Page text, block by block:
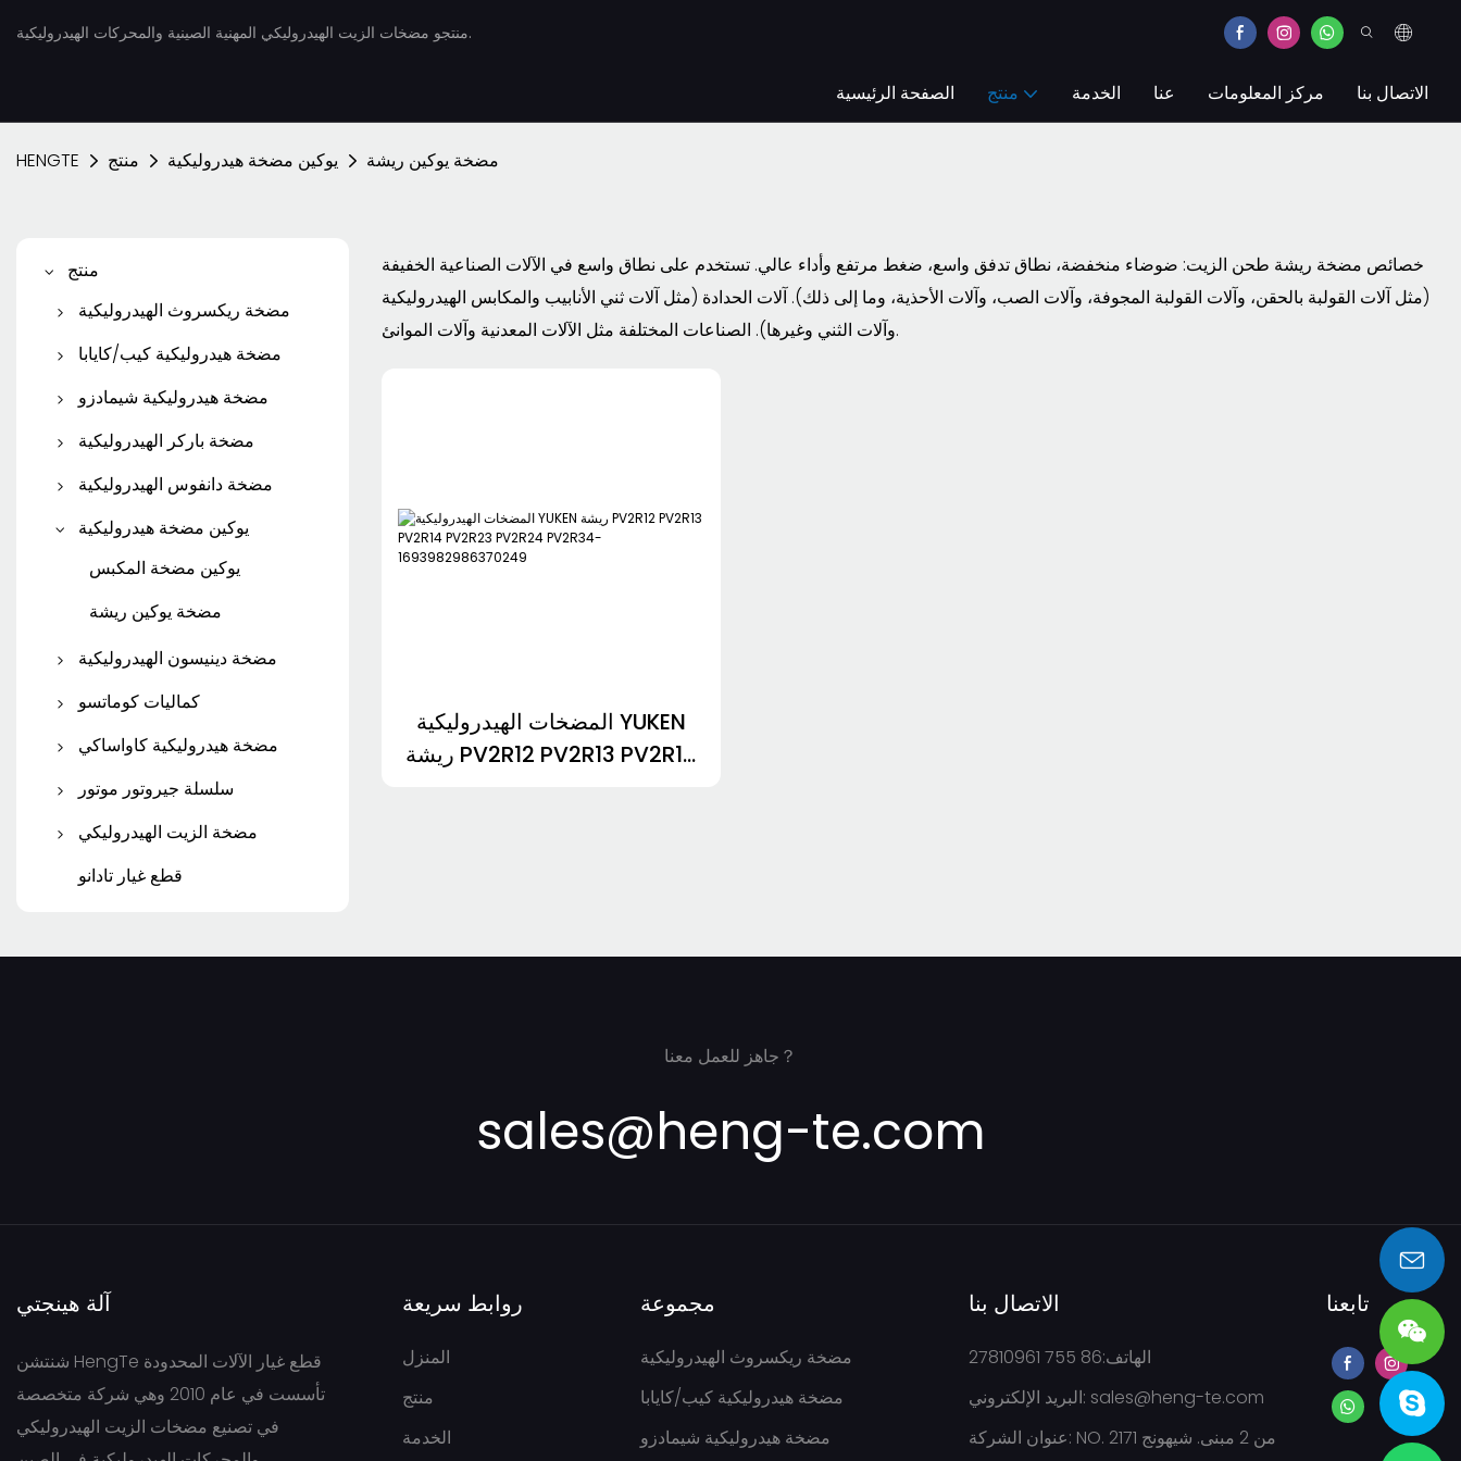
منتجو مضخات الزيت الهيدروليكي المهنية الصينية والمحركات الهيدروليكية.
الصفحة الرئيسية منتج الخدمة عنا مركز المعلومات الاتصال بنا
HENGTE منتج يوكين مضخة هيدروليكية مضخة يوكين ريشة
منتج
مضخة ريكسروث الهيدروليكية
مضخة مكبس ريكسروث
مضخة ريكسروث ريشة
مضخة ريكسروث
محرك ريكسروث الهيدروليكي
مضخة هيدروليكية كيب/كايابا
مضخة تروس كيب/كايابا
مضخة المكبس KYB
محرك السفر KYB
مضخة هيدروليكية شيمادزو
مضخة التروس شيمادزو
مضخة باركر الهيدروليكية
مضخة باركر المكبس
مضخة باركر فاين
مضخة باركر جير
محرك باركر الهيدروليكي
مضخة دانفوس الهيدروليكية
مضخة مكبس دانفوس
مضخة التروس دانفوس
يوكين مضخة هيدروليكية
يوكين مضخة المكبس
مضخة يوكين ريشة
مضخة دينيسون الهيدروليكية
مضخة مكبس دينيسون
مضخة دينيسون ريشة
SAUER DANFOSS
كماليات كوماتسو
قطع غيار كوماتسو
مضخة هيدروليكية كاواساكي
مضخة مكبس كاواساكي
سلسلة جيروتور موتور
إيتون جيروتور موتور
محرك دانفوس جيروتور
مضخة الزيت الهيدروليكي
مضخة زيت كات
NABCO/MITSUBISHI
VOLVO Hydraulic Pump
قطع غيار تادانو
خصائص مضخة ريشة طحن الزيت: ضوضاء منخفضة، نطاق تدفق واسع، ضغط مرتفع وأداء عالي. تستخدم على نطاق واسع في الآلات الصناعية الخفيفة
(مثل آلات القولبة بالحقن، وآلات القولبة المجوفة، وآلات الصب، وآلات الأحذية، وما إلى ذلك). آلات الحدادة (مثل آلات ثني الأنابيب والمكابس الهيدروليكية
وآلات الثني وغيرها). الصناعات المختلفة مثل الآلات المعدنية وآلات الموانئ.
المضخات الهيدروليكية YUKEN
ريشة PV2R12 PV2R13 PV2R14
جاهز للعمل معنا？
sales@heng-te.com
آلة هينجتي
شنتشن HengTe قطع غيار الآلات المحدودة
تأسست في عام 2010 وهي شركة متخصصة
في تصنيع مضخات الزيت الهيدروليكي
روابط سريعة
المنزل
منتج
الخدمة
مجموعة
مضخة ريكسروث الهيدروليكية
مضخة هيدروليكية كيب/كايابا
مضخة هيدروليكية شيمادزو
الاتصال بنا
الهاتف:86 755 27810961
البريد الإلكتروني: sales@heng-te.com
عنوان الشركة: NO. 2171 من 2 مبنى. شيهونج
تابعنا